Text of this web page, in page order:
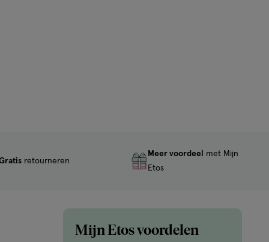
retourneren
Meer voordeel
met Mijn
Etos
Mijn Etos voordelen